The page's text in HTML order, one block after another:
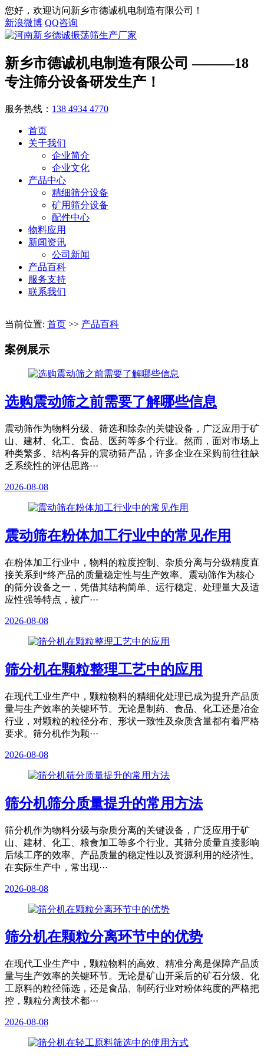
您好，欢迎访问新乡市德诚机电制造有限公司！
新浪微博 QQ咨询
新乡市德诚机电制造有限公司 ———18
专注筛分设备研发生产！
服务热线： 138 4934 4770
首页
关于我们
企业简介
企业文化
产品中心
精细筛分设备
矿用筛分设备
配件中心
物料应用
新闻资讯
公司新闻
产品百科
服务支持
联系我们
当前位置: 首页 >> 产品百科
案例展示
选购震动筛之前需要了解哪些信息
震动筛作为物料分级、筛选和除杂的关键设备，广泛应用于矿
山、建材、化工、食品、医药等多个行业。然而，面对市场上
种类繁多、结构各异的震动筛产品，许多企业在采购前往往缺
乏系统性的评估思路···
2026-08-08
震动筛在粉体加工行业中的常见作用
在粉体加工行业中，物料的粒度控制、杂质分离与分级精度直
接关系到*终产品的质量稳定性与生产效率。震动筛作为核心
的筛分设备之一，凭借其结构简单、运行稳定、处理量大及适
应性强等特点，被广···
2026-08-08
筛分机在颗粒整理工艺中的应用
在现代工业生产中，颗粒物料的精细化处理已成为提升产品质
量与生产效率的关键环节。无论是制药、食品、化工还是冶金
行业，对颗粒的粒径分布、形状一致性及杂质含量都有着严格
要求。筛分机作为颗···
2026-08-08
筛分机筛分质量提升的常用方法
筛分机作为物料分级与杂质分离的关键设备，广泛应用于矿
山、建材、化工、粮食加工等多个行业。其筛分质量直接影响
后续工序的效率、产品质量的稳定性以及资源利用的经济性。
在实际生产中，常出现···
2026-08-08
筛分机在颗粒分离环节中的优势
在现代工业生产中，颗粒物料的高效、精准分离是保障产品质
量与生产效率的关键环节。无论是矿山开采后的矿石分级、化
工原料的粒径筛选，还是食品、制药行业对粉体纯度的严格把
控，颗粒分离技术都···
2026-08-08